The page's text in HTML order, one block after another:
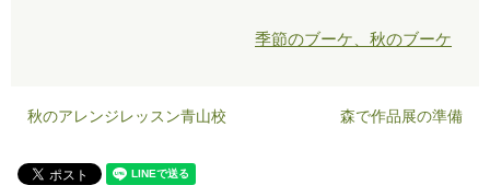
季節のブーケ、秋のブーケ
秋のアレンジレッスン青山校 森で作品展の準備